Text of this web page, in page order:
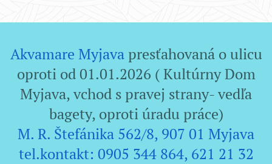
Akvamare Myjava presťahovaná o ulicu
oproti od 01.01.2026 ( Kultúrny Dom
Myjava, vchod s pravej strany- vedľa
bagety, oproti úradu práce)
M. R. Štefánika 562/8, 907 01 Myjava
tel.kontakt: 0905 344 864, 621 21 32